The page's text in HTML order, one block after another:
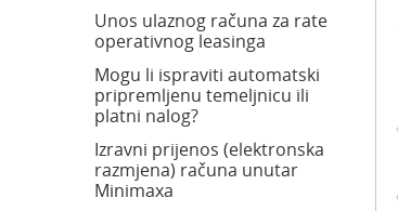
Unos ulaznog računa za rate
operativnog leasinga
Mogu li ispraviti automatski
pripremljenu temeljnicu ili
platni nalog?
Izravni prijenos (elektronska
razmjena) računa unutar
Minimaxa